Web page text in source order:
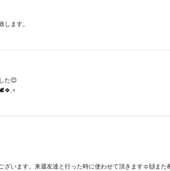
ます。
た😊
ざいます。来週友達と行った時に使わせて頂きます☺️🙌また